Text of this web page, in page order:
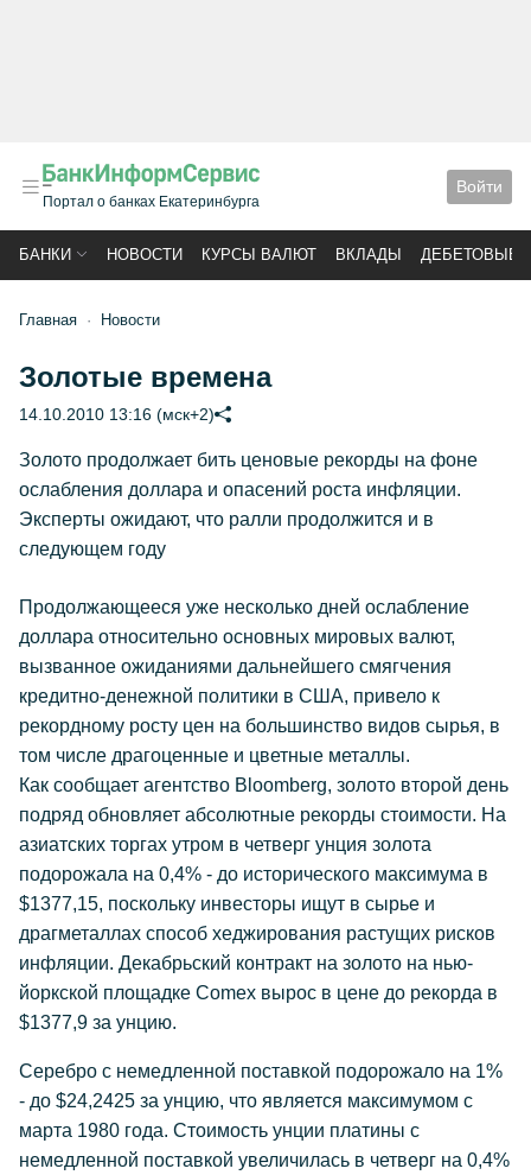
Портал о банках Екатеринбурга
Войти
БАНКИ НОВОСТИ КУРСЫ ВАЛЮТ ВКЛАДЫ ДЕБЕТОВЫЕ
Главная Новости
Золотые времена
14.10.2010 13:16 (мск+2)
Золото продолжает бить ценовые рекорды на фоне
ослабления доллара и опасений роста инфляции.
Эксперты ожидают, что ралли продолжится и в
следующем году
Продолжающееся уже несколько дней ослабление
доллара относительно основных мировых валют,
вызванное ожиданиями дальнейшего смягчения
кредитно-денежной политики в США, привело к
рекордному росту цен на большинство видов сырья, в
том числе драгоценные и цветные металлы.
Как сообщает агентство Bloomberg, золото второй день
подряд обновляет абсолютные рекорды стоимости. На
азиатских торгах утром в четверг унция золота
подорожала на 0,4% - до исторического максимума в
$1377,15, поскольку инвесторы ищут в сырье и
драгметаллах способ хеджирования растущих рисков
инфляции. Декабрьский контракт на золото на нью-
йоркской площадке Comex вырос в цене до рекорда в
$1377,9 за унцию.
Серебро с немедленной поставкой подорожало на 1%
- до $24,2425 за унцию, что является максимумом с
марта 1980 года. Стоимость унции платины с
немедленной поставкой увеличилась в четверг на 0,4%